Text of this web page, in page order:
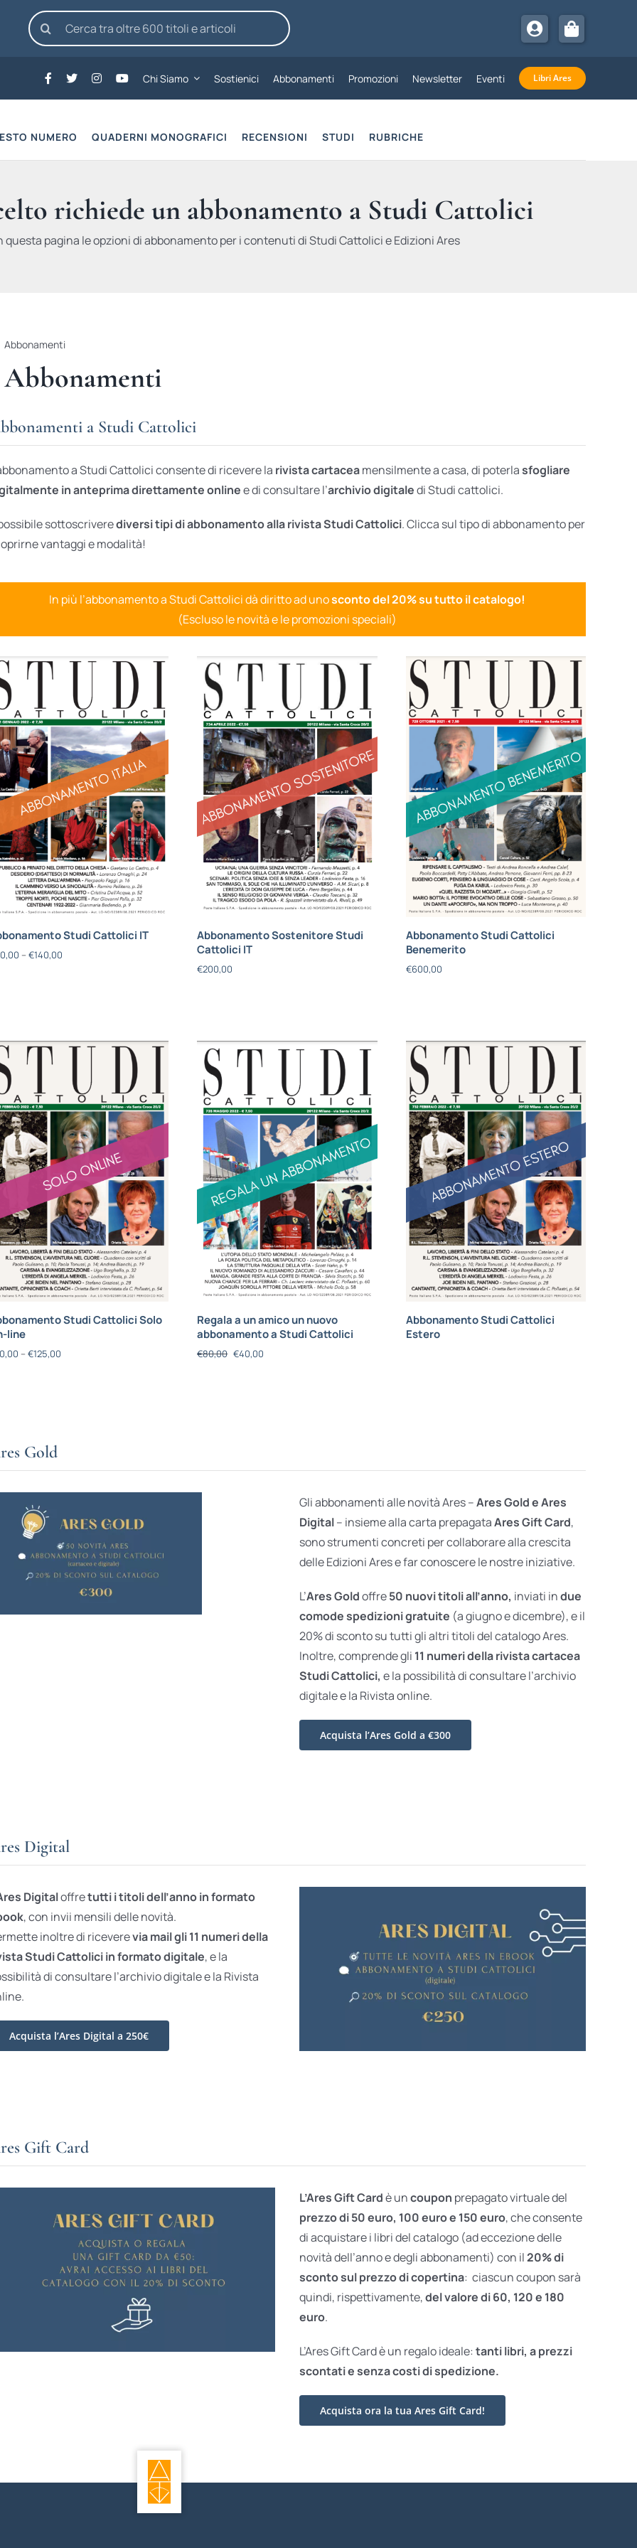
Cerca
per:
Chi Siamo Sostienici Abbonamenti Promozioni Newsletter Eventi Libri Ares
NUMERO QUADERNI MONOGRAFICI RECENSIONI STUDI RUBRICHE
richiede un abbonamento a Studi Cattolici
questa pagina le opzioni di abbonamento per i contenuti di Studi Cattolici e Edizioni Ares
Abbonamenti
Abbonamenti
a Studi Cattolici
a Studi Cattolici consente di ricevere la rivista cartaceamensilmente a casa, di poterlasfogliare
in anteprima direttamente onlinee di consultare l’archivio digitaledi Studi cattolici.
sottoscriverediversi tipi di abbonamento alla rivista Studi Cattolici. Clicca sul tipo di abbonamento per
vantaggi e modalità!
In più l’abbonamento a Studi Cattolici dà diritto ad unosconto del 20% su tutto il catalogo!
(Escluso le novità e le promozioni speciali)
Studi Cattolici IT
– €140,00
Abbonamento Sostenitore Studi
Cattolici IT
€200,00
Abbonamento Studi Cattolici
Benemerito
€600,00
Studi Cattolici Solo
line
– €125,00
Regala a un amico un nuovo
abbonamento a Studi Cattolici
€80,00 €40,00
Abbonamento Studi Cattolici
Estero
Gold
Gli abbonamenti alle novità Ares –Ares Gold e Ares
Digital– insieme alla carta prepagataAres Gift Card,
sono strumenti concreti per collaborare alla crescita
delle Edizioni Ares e far conoscere le nostre iniziative.
L’Ares Goldoffre50 nuovi titoli all’anno, inviati indue
comode spedizioni gratuite (a giugno e dicembre), e il
20% di sconto su tutti gli altri titoli del catalogo Ares.
Inoltre, comprende gli 11 numeri della rivista cartacea
Studi Cattolici, e la possibilità di consultare l’archivio
digitale e la Rivista online.
Acquista l’Ares Gold a €300
Digital
Digitaloffretutti i titoli dell’anno in formato
, con invii mensili delle novità.
inoltre di riceverevia mail gli 11 numeri della
Studi Cattolici in formato digitale, e la
di consultare l’archivio digitale e la Rivista
Acquista l’Ares Digital a 250€
Gift Card
L’Ares Gift Cardè uncoupon prepagato virtuale del
prezzo di 50 euro, 100 euro e 150 euro, che consente
di acquistare i libri del catalogo (ad eccezione delle
novità dell’anno e degli abbonamenti) con il20% di
sconto sul prezzo di copertina: ciascun coupon sarà
quindi, rispettivamente,del valore di 60, 120 e 180
euro.
L’Ares Gift Card è un regalo ideale: tanti libri, a prezzi
scontati esenza costi di spedizione.
Acquista ora la tua Ares Gift Card!